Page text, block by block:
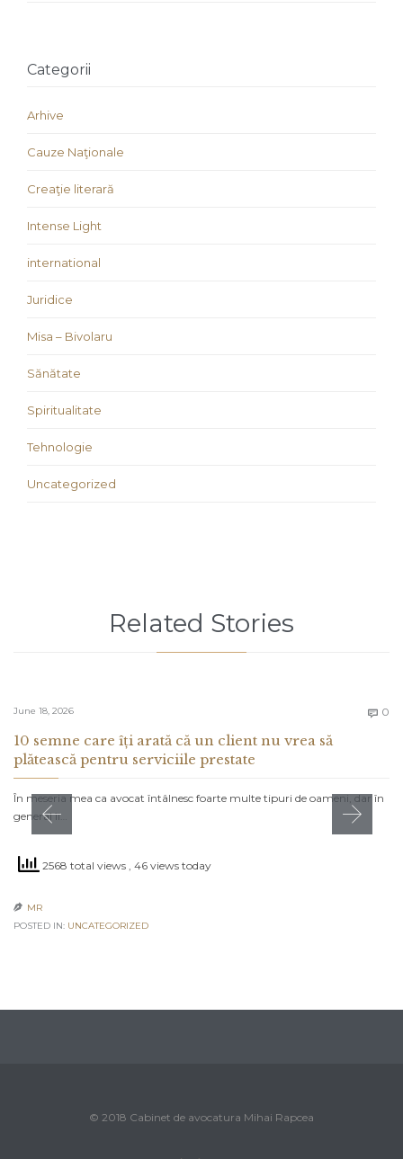
Categorii
Arhive
Cauze Naţionale
Creaţie literară
Intense Light
international
Juridice
Misa – Bivolaru
Sănătate
Spiritualitate
Tehnologie
Uncategorized
Related Stories
June 18, 2026  0
10 semne care îți arată că un client nu vrea să
plătească pentru serviciile prestate
În meseria mea ca avocat întâlnesc foarte multe tipuri de oameni, dar în
general îi…
2568 total views , 46 views today
 MR
POSTED IN: UNCATEGORIZED
© 2018 Cabinet de avocatura Mihai Rapcea